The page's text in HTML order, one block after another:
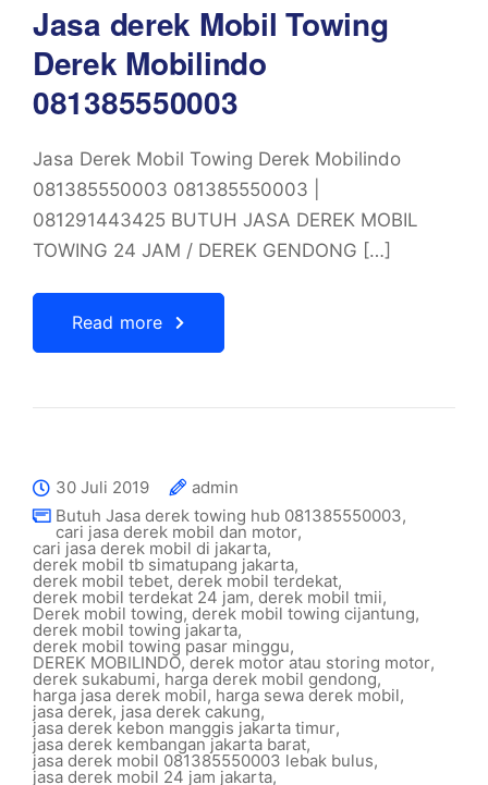
Jasa derek Mobil Towing
Derek Mobilindo
081385550003
Jasa Derek Mobil Towing Derek Mobilindo
081385550003 081385550003 |
081291443425 BUTUH JASA DEREK MOBIL
TOWING 24 JAM / DEREK GENDONG […]
Read more
30 Juli 2019
admin
Butuh Jasa derek towing hub 081385550003,
cari jasa derek mobil dan motor,
cari jasa derek mobil di jakarta,
derek mobil tb simatupang jakarta,
derek mobil tebet, derek mobil terdekat,
derek mobil terdekat 24 jam, derek mobil tmii,
Derek mobil towing, derek mobil towing cijantung,
derek mobil towing jakarta,
derek mobil towing pasar minggu,
DEREK MOBILINDO,derek motor atau storing motor,
derek sukabumi, harga derek mobil gendong,
harga jasa derek mobil, harga sewa derek mobil,
jasa derek, jasa derek cakung,
jasa derek kebon manggis jakarta timur,
jasa derek kembangan jakarta barat,
jasa derek mobil 081385550003 lebak bulus,
jasa derek mobil 24 jam jakarta,